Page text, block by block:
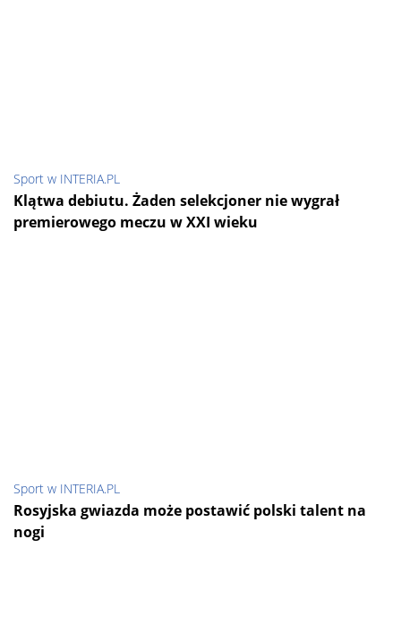
Sport w INTERIA.PL
Klątwa debiutu. Żaden selekcjoner nie wygrał
premierowego meczu w XXI wieku
Sport w INTERIA.PL
Rosyjska gwiazda może postawić polski talent na
nogi